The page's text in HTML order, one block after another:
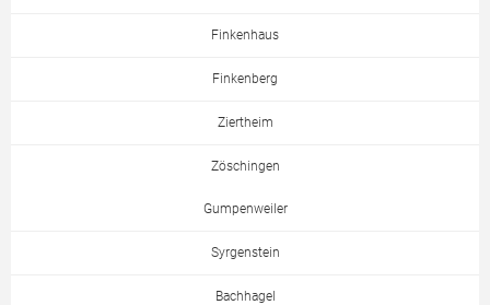
Finkenhaus
Finkenberg
Ziertheim
Zöschingen
Gumpenweiler
Syrgenstein
Bachhagel